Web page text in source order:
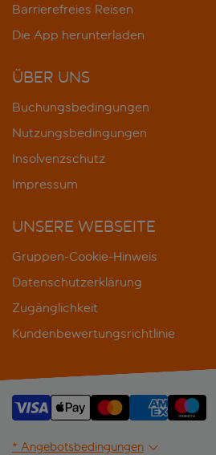
Barrierefreies Reisen
Die App herunterladen
ÜBER UNS
Buchungsbedingungen
Nutzungsbedingungen
Insolvenzschutz
Impressum
UNSERE WEBSEITE
Gruppen-Cookie-Hinweis
Datenschutzerklärung
Zugänglichkeit
Kundenbewertungsrichtlinie
* Angebotsbedingungen